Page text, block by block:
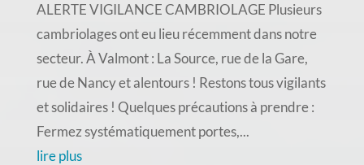
ALERTE VIGILANCE CAMBRIOLAGE Plusieurs
cambriolages ont eu lieu récemment dans notre
secteur. À Valmont : La Source, rue de la Gare,
rue de Nancy et alentours ! Restons tous vigilants
et solidaires ! Quelques précautions à prendre :
Fermez systématiquement portes,...
lire plus